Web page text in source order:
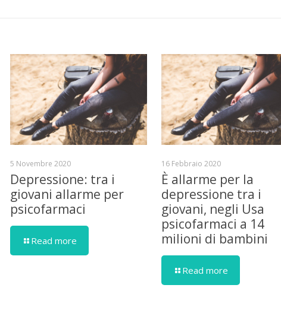
5 Novembre 2020
Depressione: tra i
giovani allarme per
psicofarmaci
Read more
16 Febbraio 2020
È allarme per la
depressione tra i
giovani, negli Usa
psicofarmaci a 14
milioni di bambini
Read more